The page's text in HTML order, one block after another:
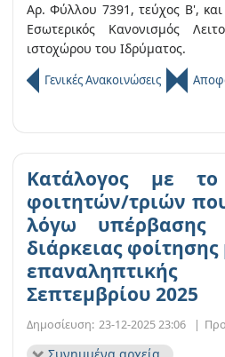
Αρ. Φύλλου 7391, τεύχος Β',
Εσωτερικός Κανονισμός
ιστοχώρου του Ιδρύματος.
Γενικές Ανακοινώσεις
Κατάλογος με
φοιτητών/τριών
λόγω υπέρβασης
διάρκειας
επαναληπτικής
Σεπτεμβρίου 2025
Δημοσίευση: 23-12-2025 23:06 |
Συνημμένα αρχεία